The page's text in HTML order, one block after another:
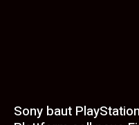
Sony baut